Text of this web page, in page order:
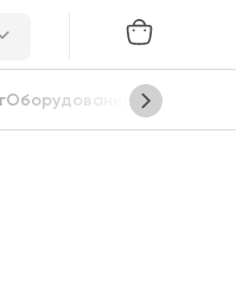
Оборудование Сцены